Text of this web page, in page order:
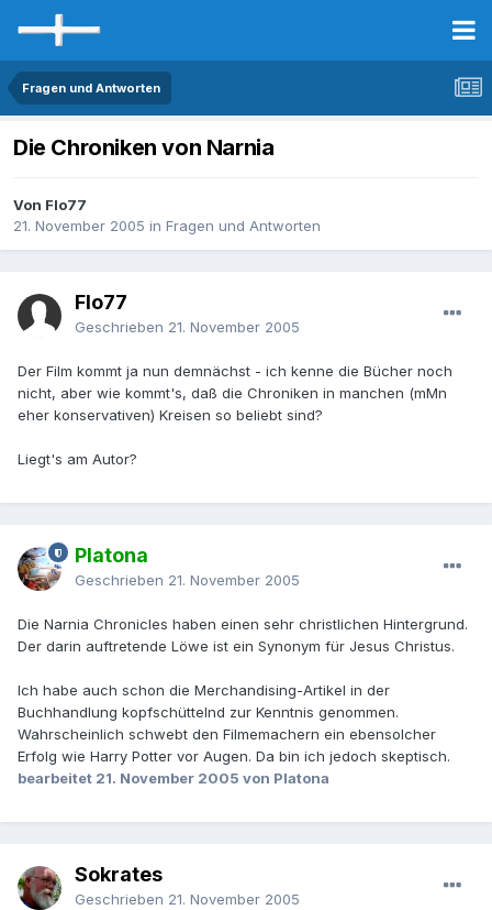
Fragen und Antworten
Die Chroniken von Narnia
Von Flo77
21. November 2005 in Fragen und Antworten
Flo77
Geschrieben 21. November 2005
Der Film kommt ja nun demnächst - ich kenne die Bücher noch
nicht, aber wie kommt's, daß die Chroniken in manchen (mMn
eher konservativen) Kreisen so beliebt sind?
Liegt's am Autor?
Platona
Geschrieben 21. November 2005
Die Narnia Chronicles haben einen sehr christlichen Hintergrund.
Der darin auftretende Löwe ist ein Synonym für Jesus Christus.
Ich habe auch schon die Merchandising-Artikel in der
Buchhandlung kopfschüttelnd zur Kenntnis genommen.
Wahrscheinlich schwebt den Filmemachern ein ebensolcher
Erfolg wie Harry Potter vor Augen. Da bin ich jedoch skeptisch.
bearbeitet 21. November 2005 von Platona
Sokrates
Geschrieben 21. November 2005